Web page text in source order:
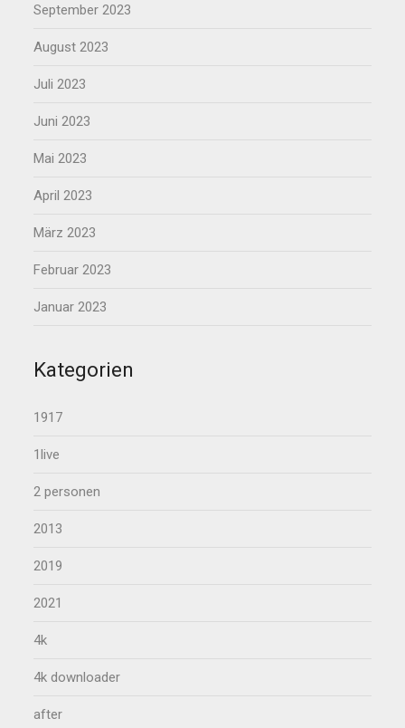
September 2023
August 2023
Juli 2023
Juni 2023
Mai 2023
April 2023
März 2023
Februar 2023
Januar 2023
Kategorien
1917
1live
2 personen
2013
2019
2021
4k
4k downloader
after